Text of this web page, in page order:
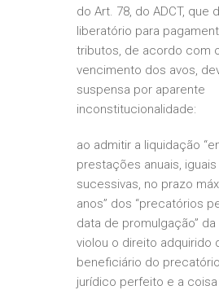
do Art. 78, do ADCT, que
liberatório para
tributos, de acordo com
vencimento dos avos,
suspensa por aparente
inconstitucionalidade:
ao admitir a liquidação
prestações anuais, iguais
sucessivas, no prazo
anos” dos “precatórios
data de promulgação” da
violou o direito adquirido
beneficiário do
jurídico perfeito e a coisa